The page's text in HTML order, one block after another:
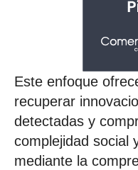
Este enfoque
recuperar
detectadas y
complejidad social
mediante la